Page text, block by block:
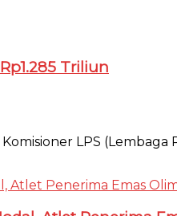
Triliun
LPS